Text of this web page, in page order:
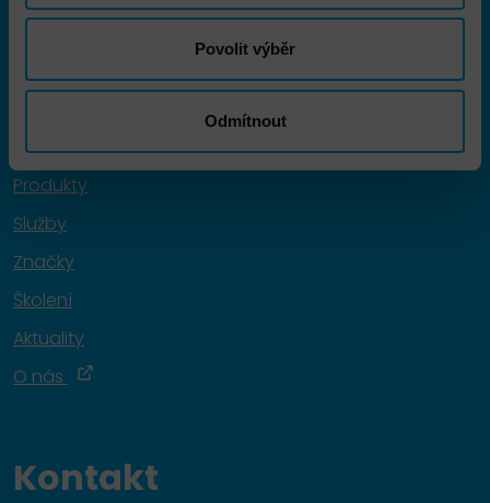
Povolit výběr
Odmítnout
Bezpečnost
Produkty
Služby
Značky
Školení
Aktuality
O nás
Kontakt